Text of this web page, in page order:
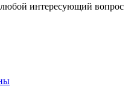
интересующий вопрос